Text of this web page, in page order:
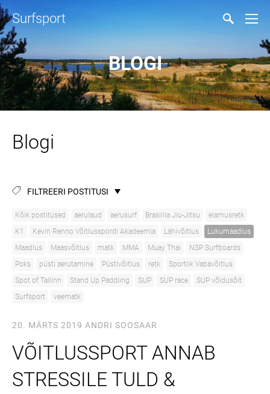
Surfsport
BLOGI
Blogi
FILTREERI POSTITUSI
Kõik postitused aerulaud aerusurf Brasiilia Jiu-Jitsu
elamusretk
K1
Kevin Renno Võitlusspordi Akadeemia Lähivõitlus
Lukumaadlus
Maadlus
Maasvõitlus matk MMA Muay Thai
NSP Surfboards
Poks
püsti aerutamine Püstivõitlus retk
Sportlik Vabavõitlus
Spot of Tallinn
Stand Up Paddling SUP SUP race
SUP võidusõit
Surfsport
veematk
20. MÄRTS 2019 ANDRI SOOSAAR
VÕITLUSSPORT ANNAB
STRESSILE TULD &